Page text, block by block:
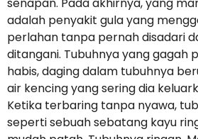
senapan. Pada akhirnya, yang
adalah penyakit gula yang
perlahan tanpa pernah disadari
ditangani. Tubuhnya yang gagah
habis, daging dalam tubuhnya
air kencing yang sering dia
Ketika terbaring tanpa nyawa,
seperti sebuah sebatang kayu